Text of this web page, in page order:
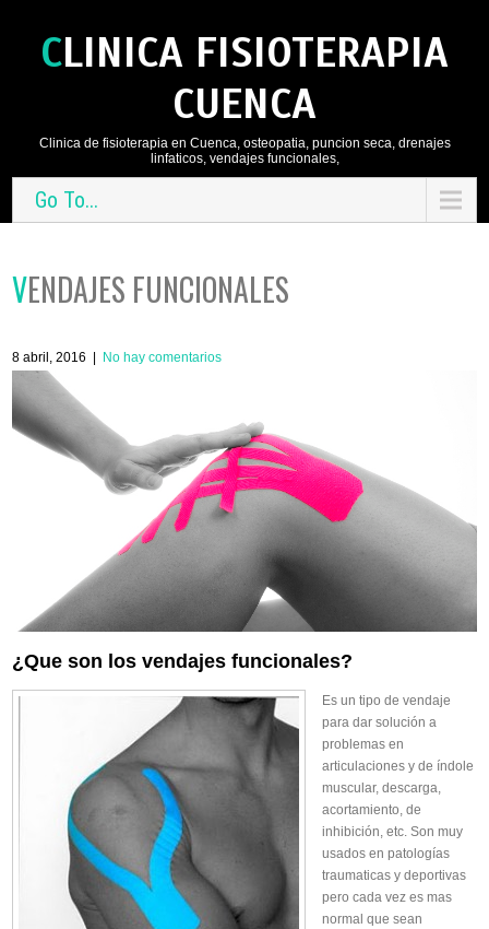
CLINICA FISIOTERAPIA
CUENCA
Clinica de fisioterapia en Cuenca, osteopatia, puncion seca, drenajes
linfaticos, vendajes funcionales,
Go To...
VENDAJES FUNCIONALES
8 abril, 2016 No hay comentarios
¿Que son los vendajes funcionales?
Es un tipo devendaje
para dar solución a
problemas en
articulaciones y de índole
muscular, descarga,
acortamiento, de
inhibición, etc. Son muy
usados en patologías
traumaticas y deportivas
pero cada vez es mas
normal que sean